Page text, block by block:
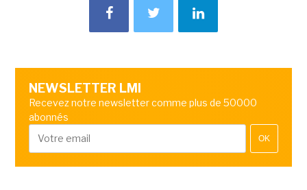
NEWSLETTER LMI
Recevez notre newsletter comme plus de 50000
abonnés
OK